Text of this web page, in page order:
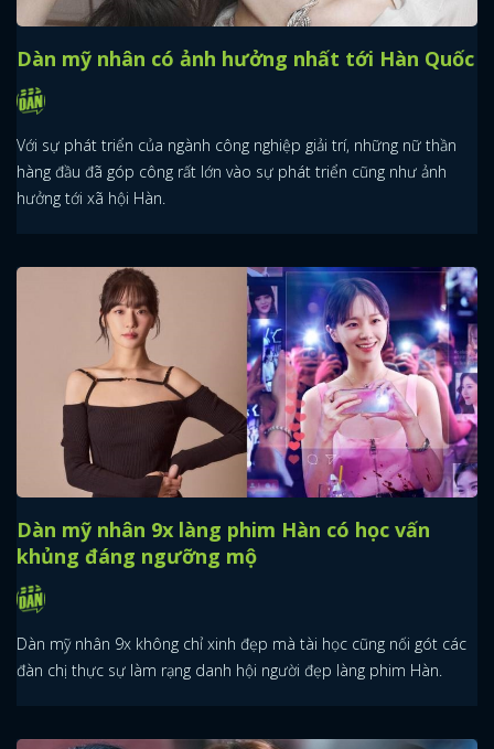
Dàn mỹ nhân có ảnh hưởng nhất tới Hàn Quốc
Với sự phát triển của ngành công nghiệp giải trí, những nữ thần
hàng đầu đã góp công rất lớn vào sự phát triển cũng như ảnh
hưởng tới xã hội Hàn.
Dàn mỹ nhân 9x làng phim Hàn có học vấn
khủng đáng ngưỡng mộ
Dàn mỹ nhân 9x không chỉ xinh đẹp mà tài học cũng nối gót các
đàn chị thực sự làm rạng danh hội người đẹp làng phim Hàn.